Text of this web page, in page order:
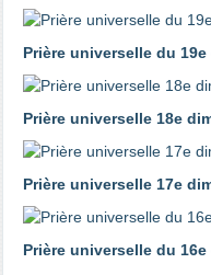
Prière universelle du
Prière universelle 18e
Prière universelle 17e
Prière universelle du